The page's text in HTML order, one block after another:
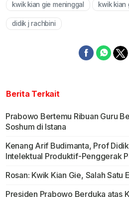
kwik kian gie meninggal kwik kian
didik j rachbini
Berita Terkait
Prabowo Bertemu Ribuan Guru
Soshum di Istana
Kenang Arif Budimanta, Prof
Intelektual Produktif-Penggerak
Rosan: Kwik Kian Gie, Salah Satu
Presiden Prabowo Berduka atas